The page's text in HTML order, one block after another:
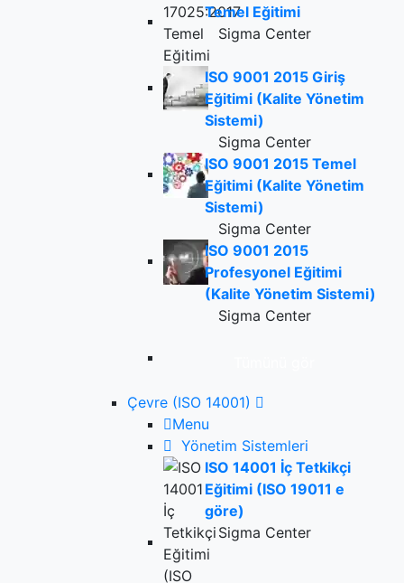
Temel Eğitimi
Sigma Center
ISO 9001 2015 Giriş
Eğitimi (Kalite Yönetim
Sistemi)
Sigma Center
ISO 9001 2015 Temel
Eğitimi (Kalite Yönetim
Sistemi)
Sigma Center
ISO 9001 2015
Profesyonel Eğitimi
(Kalite Yönetim Sistemi)
Sigma Center
Çevre (ISO 14001)
Menu
Yönetim Sistemleri
ISO 14001 İç Tetkikçi
Eğitimi (ISO 19011 e
göre)
Sigma Center